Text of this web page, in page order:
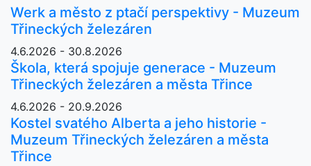
Werk a město z ptačí perspektivy - Muzeum
Třineckých železáren
4.6.2026 - 30.8.2026
Škola, která spojuje generace - Muzeum
Třineckých železáren a města Třince
4.6.2026 - 20.9.2026
Kostel svatého Alberta a jeho historie -
Muzeum Třineckých železáren a města
Třince